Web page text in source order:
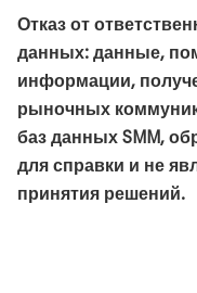
Отказ от
данных: данные,
информации,
рыночных
баз данных SMM,
для справки и не
принятия решений.